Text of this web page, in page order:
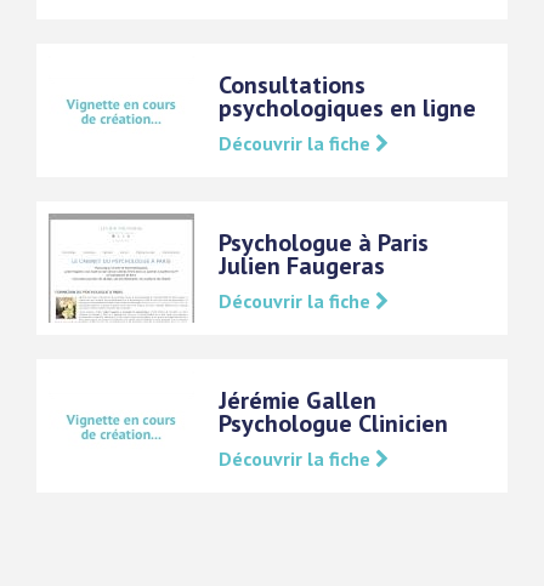
Consultations
psychologiques en ligne
Découvrir la fiche
Psychologue à Paris
Julien Faugeras
Découvrir la fiche
Jérémie Gallen
Psychologue Clinicien
Découvrir la fiche